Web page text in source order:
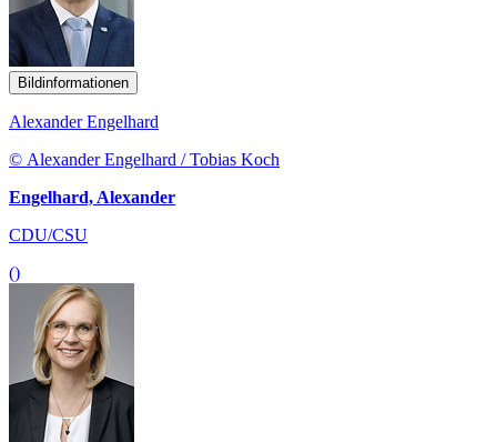
Bildinformationen
Alexander Engelhard
© Alexander Engelhard / Tobias Koch
Engelhard, Alexander
CDU/CSU
()